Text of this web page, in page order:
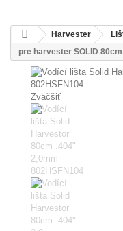
Harvester
pre harvester SOLID
Zväčšiť